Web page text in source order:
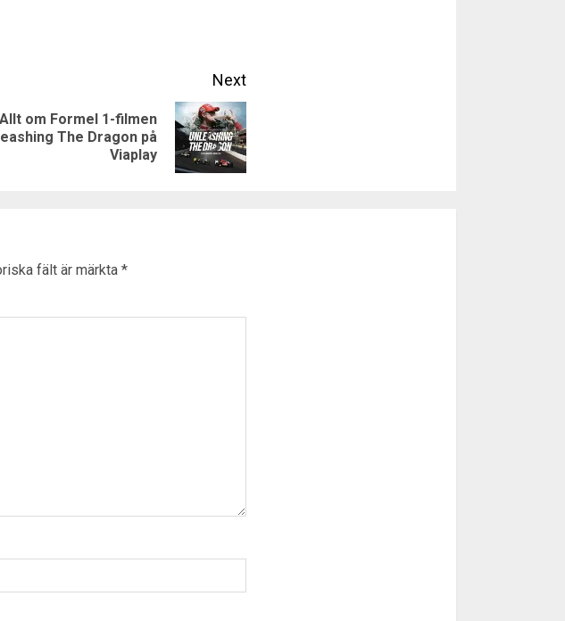
Next
Allt om Formel 1-filmen
The Dragon på
Viaplay
fält är märkta *